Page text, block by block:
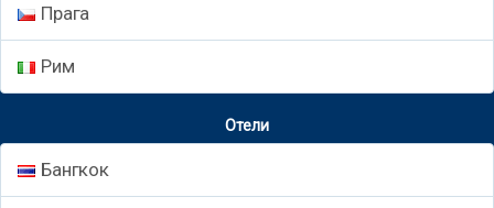
Прага
Рим
Отели
Бангкок